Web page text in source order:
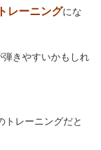
レーニングにな
きやすいかもしれ
トレーニングだと